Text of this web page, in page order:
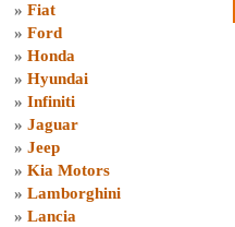
» Fiat
» Ford
» Honda
» Hyundai
» Infiniti
» Jaguar
» Jeep
» Kia Motors
» Lamborghini
» Lancia